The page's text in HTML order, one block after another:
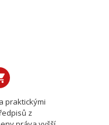
praktickými
z